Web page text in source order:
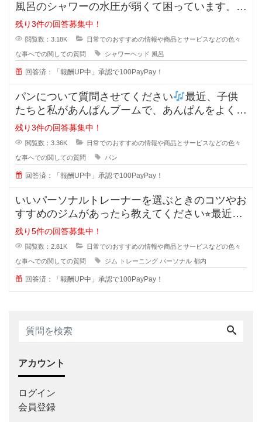
風呂のシャワーの水圧が弱くて困っています。最
近ではミラブルやリファなど値段が
残り3件の回答募集中！
閲覧数：3.18K 日常でのおすすめの情報や商品とサービスなどの色々
な事へでの関しての質問 シャワーヘッド 風呂
回答済：「報酬UP中」承認で100PayPay！
パンについて質問させてください
最近、子供
たちと私があんぱんブームで、あんぱんをよく購
入するようになった
残り3件の回答募集中！
閲覧数：3.36K 日常でのおすすめの情報や商品とサービスなどの色々
な事へでの関しての質問 パン
回答済：「報酬UP中」承認で100PayPay！
いいパーソナルトレーナーを選ぶときのコツやお
すすめのジムがあったら教えてください⭐︎最近は
ダイエットやボデ
残り5件の回答募集中！
閲覧数：2.81K 日常でのおすすめの情報や商品とサービスなどの色々
な事へでの関しての質問 ジム トレーニング パーソナル 都内
回答済：「報酬UP中」承認で100PayPay！
アカウント
ログイン
会員登録